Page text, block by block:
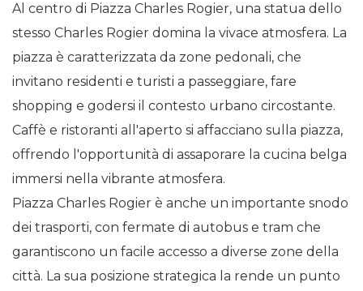
Al centro di Piazza Charles Rogier, una statua dello
stesso Charles Rogier domina la vivace atmosfera. La
piazza è caratterizzata da zone pedonali, che
invitano residenti e turisti a passeggiare, fare
shopping e godersi il contesto urbano circostante.
Caffè e ristoranti all'aperto si affacciano sulla piazza,
offrendo l'opportunità di assaporare la cucina belga
immersi nella vibrante atmosfera.
Piazza Charles Rogier è anche un importante snodo
dei trasporti, con fermate di autobus e tram che
garantiscono un facile accesso a diverse zone della
città. La sua posizione strategica la rende un punto